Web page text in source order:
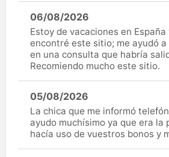
06/08/2026
Estoy de vacaciones en
encontré este sitio; me ayudó
en una consulta que habría
Recomiendo mucho este sitio.
05/08/2026
La chica que me informó
ayudo muchísimo ya que era la
hacía uso de vuestros bonos y